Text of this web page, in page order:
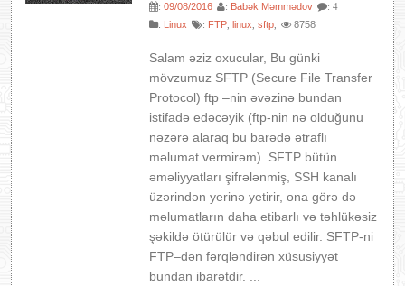
IT LÜĞƏT
:09/08/2016 : Babək Məmmədov : 4
: Linux : FTP linux ,sftp 8758
Salam əziz oxucular, Bu günki
mövzumuz SFTP (Secure File Transfer
Protocol) ftp –nin əvəzinə bundan
istifadə edəcəyik (ftp-nin nə olduğunu
nəzərə alaraq bu barədə ətraflı
məlumat vermirəm). SFTP bütün
əməliyyatları şifrələnmiş, SSH kanalı
üzərindən yerinə yetirir, ona görə də
məlumatların daha etibarlı və təhlükəsiz
şəkildə ötürülür və qəbul edilir. SFTP-ni
FTP–dən fərqləndirən xüsusiyyət
bundan ibarətdir. ...